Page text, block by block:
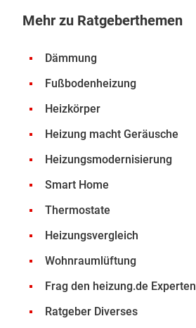
Mehr zu Ratgeberthemen
Dämmung
Fußbodenheizung
Heizkörper
Heizung macht Geräusche
Heizungsmodernisierung
Smart Home
Thermostate
Heizungsvergleich
Wohnraumlüftung
Frag den heizung.de Experten
Ratgeber Diverses